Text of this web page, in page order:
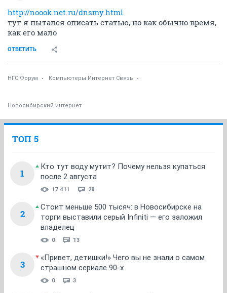
http://noook.net.ru/dnsmy.html
тут я пытался описать статью, но как обычно время,
как его мало
ОТВЕТИТЬ
НГС.Форум Компьютеры Интернет Связь
Новосибирский интернет
ТОП 5
1
Кто тут воду мутит? Почему нельзя купаться
после 2 августа
17 411 28
2
Стоит меньше 500 тысяч: в Новосибирске на
торги выставили серый Infiniti — его заложил
владелец
0 13
3
«Привет, детишки!» Чего вы не знали о самом
страшном сериале 90-х
0 3